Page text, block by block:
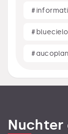
#
#bluecielo
#aucoplan
Nuchter